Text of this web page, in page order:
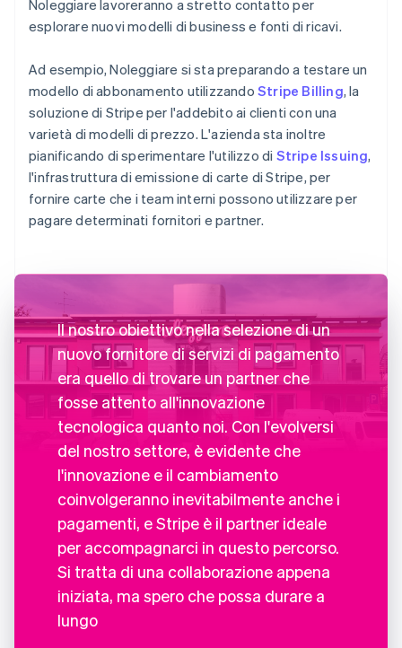
Noleggiare lavoreranno a stretto contatto per
esplorare nuovi modelli di business e fonti di ricavi.
Ad esempio, Noleggiare si sta preparando a testare un
modello di abbonamento utilizzando Stripe Billing, la
soluzione di Stripe per l'addebito ai clienti con una
varietà di modelli di prezzo. L'azienda sta inoltre
pianificando di sperimentare l'utilizzo di Stripe Issuing,
l'infrastruttura di emissione di carte di Stripe, per
fornire carte che i team interni possono utilizzare per
pagare determinati fornitori e partner.
Il nostro obiettivo nella selezione di un
nuovo fornitore di servizi di pagamento
era quello di trovare un partner che
fosse attento all'innovazione
tecnologica quanto noi. Con l'evolversi
del nostro settore, è evidente che
l'innovazione e il cambiamento
coinvolgeranno inevitabilmente anche i
pagamenti, e Stripe è il partner ideale
per accompagnarci in questo percorso.
Si tratta di una collaborazione appena
iniziata, ma spero che possa durare a
lungo